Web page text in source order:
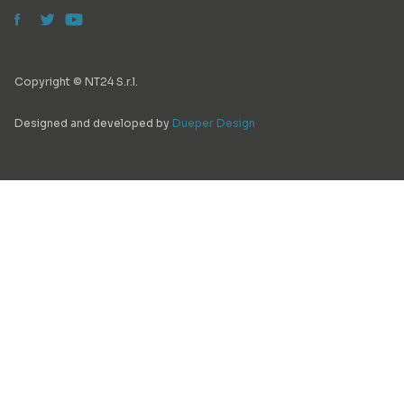
Copyright © NT24 S.r.l.
Designed and developed by Dueper Design